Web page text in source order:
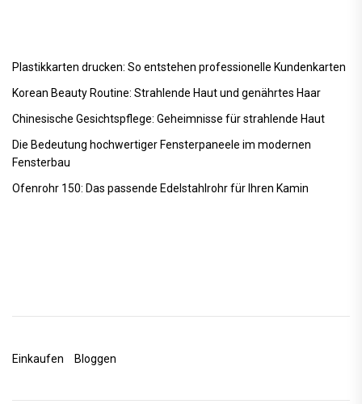
Plastikkarten drucken: So entstehen professionelle Kundenkarten
Korean Beauty Routine: Strahlende Haut und genährtes Haar
Chinesische Gesichtspflege: Geheimnisse für strahlende Haut
Die Bedeutung hochwertiger Fensterpaneele im modernen
Fensterbau
Ofenrohr 150: Das passende Edelstahlrohr für Ihren Kamin
Einkaufen Bloggen